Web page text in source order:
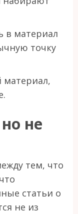
в материал
точку
не
тем, что
статьи о
не из